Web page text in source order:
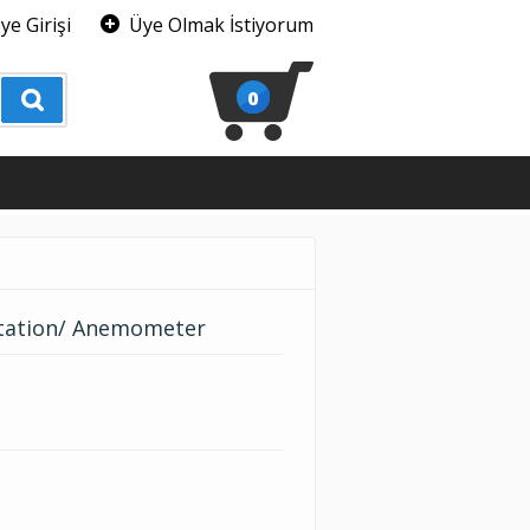
Girişi Üye Olmak İstiyorum
0
Anemometer